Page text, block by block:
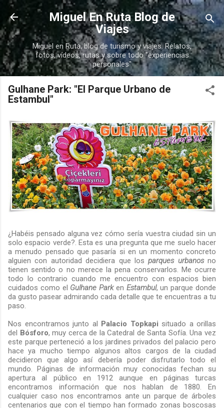
Ir al contenido principal
Miguel En Ruta Blog de
Viajes
Miguel en Ruta, blog de turismo y viajes. Relatos,
fotos, vídeos, rutas y sobre todo "experiencias
personales"
Gulhane Park: "El Parque Urbano de
Estambul"
¿Habéis pensado alguna vez cómo sería vuestra ciudad sin un
solo espacio verde?. Esta es una pregunta que me suelo hacer
a menudo pensado que pasaría si en un momento concreto
alguien con autoridad decidiera que losparques urbanosno
tienen sentido o no merece la pena conservarlos. Me ocurre
todo lo contrario cuando me encuentro con espacios bien
cuidados como el Gulhane Parken Estambul, un parque donde
da gusto pasear admirando cada detalle que te encuentras a tu
paso.
Nos encontramos junto al Palacio Topkapi situado a orillas
del Bósforo, muy cerca de la Catedral de Santa Sofía. Una vez
este parque perteneció a los jardines privados del palacio pero
hace ya mucho tiempo algunos altos cargos de la ciudad
decidieron que algo así debería poder disfrutarlo todo el
mundo. Páginas de información muy conocidas fechan su
apertura al público en 1912 aunque en páginas turcas
encontramos información que nos hablan de 1880. En
cualquier caso nos encontramos ante un parque de árboles
centenarios que con el tiempo han formado zonas boscosas